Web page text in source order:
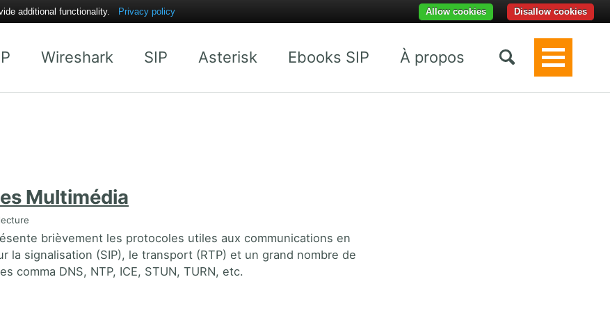
Wireshark SIP Asterisk Ebooks SIP À propos
Toggle
Menu
Multimédia
brièvement les protocoles utiles aux communications en
la signalisation (SIP), le transport (RTP) et un grand nombre de
comma DNS, NTP, ICE, STUN, TURN, etc.
additional functionality. Privacy policy Disallow cookies
Allow cookies